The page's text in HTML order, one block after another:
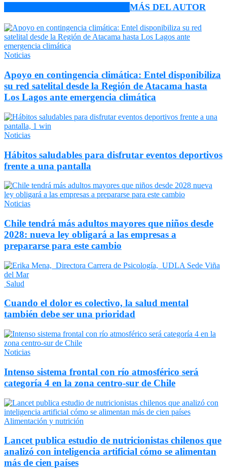
MÁS DEL AUTOR
Noticias
Apoyo en contingencia climática: Entel disponibiliza
su red satelital desde la Región de Atacama hasta
Los Lagos ante emergencia climática
Noticias
Hábitos saludables para disfrutar eventos deportivos
frente a una pantalla
Noticias
Chile tendrá más adultos mayores que niños desde
2028: nueva ley obligará a las empresas a
prepararse para este cambio
Salud
Cuando el dolor es colectivo, la salud mental
también debe ser una prioridad
Noticias
Intenso sistema frontal con río atmosférico será
categoría 4 en la zona centro-sur de Chile
Alimentación y nutrición
Lancet publica estudio de nutricionistas chilenos que
analizó con inteligencia artificial cómo se alimentan
más de cien países